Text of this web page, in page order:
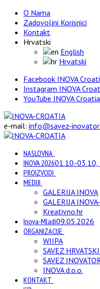
O Nama
Zadovoljni Korisnici
Kontakt
Hrvatski
English
Hrvatski
Facebook INOVA
Instagram INOVA
YouTube INOVA Croatia
e-mail: info@savez-
NASLOVNA
INOVA 202601.10.-
PROIZVODI
MEDIJI
GALERIJA INOVA
GALERIJA
Kreativno.hr
Inova-Mladi09.05.2026
ORGANIZACIJE
WIIPA
SAVEZ
SAVEZ
INOVA d.o.o.
KONTAKT